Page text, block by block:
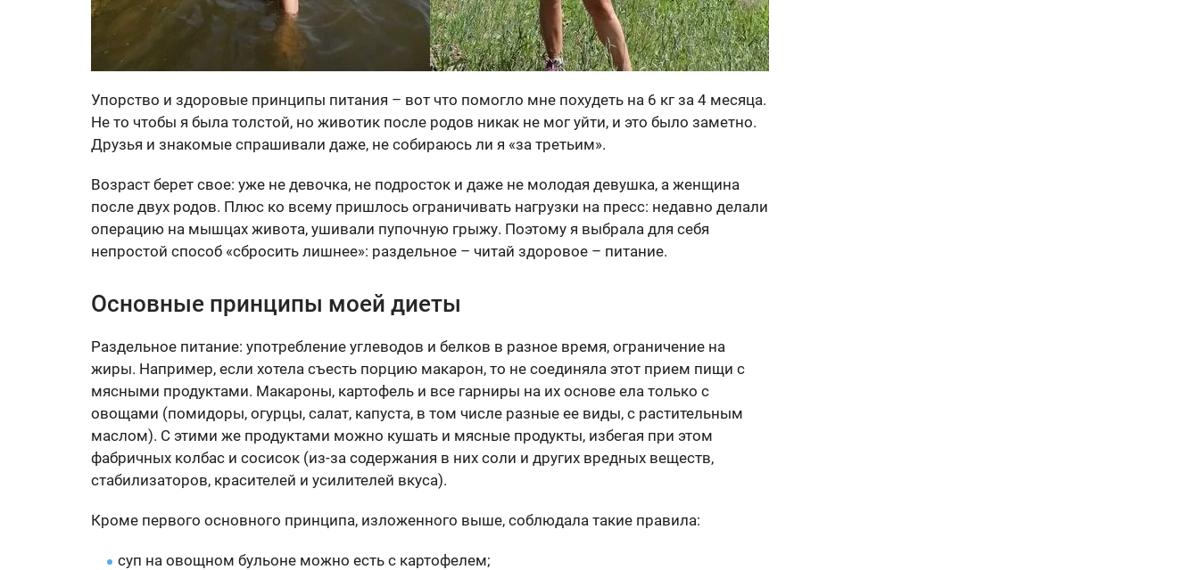
Упорство и здоровые принципы питания – вот что помогло мне похудеть на 6 кг за 4 месяца.
Не то чтобы я была толстой, но животик после родов никак не мог уйти, и это было заметно.
Друзья и знакомые спрашивали даже, не собираюсь ли я «за третьим».
Возраст берет свое: уже не девочка, не подросток и даже не молодая девушка, а женщина
после двух родов. Плюс ко всему пришлось ограничивать нагрузки на пресс: недавно делали
операцию на мышцах живота, ушивали пупочную грыжу. Поэтому я выбрала для себя
непростой способ «сбросить лишнее»: раздельное – читай здоровое – питание.
Основные принципы моей диеты
Раздельное питание: употребление углеводов и белков в разное время, ограничение на
жиры. Например, если хотела съесть порцию макарон, то не соединяла этот прием пищи с
мясными продуктами. Макароны, картофель и все гарниры на их основе ела только с
овощами (помидоры, огурцы, салат, капуста, в том числе разные ее виды, с растительным
маслом). С этими же продуктами можно кушать и мясные продукты, избегая при этом
фабричных колбас и сосисок (из-за содержания в них соли и других вредных веществ,
стабилизаторов, красителей и усилителей вкуса).
Кроме первого основного принципа, изложенного выше, соблюдала такие правила:
суп на овощном бульоне можно есть с картофелем;